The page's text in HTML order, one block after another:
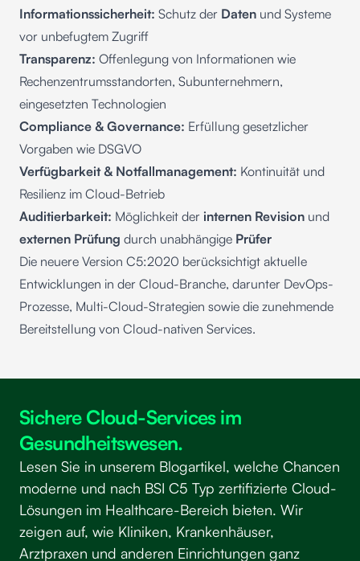
Informationssicherheit: Schutz der Daten und Systeme
vor unbefugtem Zugriff
Transparenz: Offenlegung von Informationen wie
Rechenzentrumsstandorten, Subunternehmern,
eingesetzten Technologien
Compliance & Governance: Erfüllung gesetzlicher
Vorgaben wie DSGVO
Verfügbarkeit & Notfallmanagement: Kontinuität und
Resilienz im Cloud-Betrieb
Auditierbarkeit: Möglichkeit der internen Revision und
externen Prüfung durch unabhängige Prüfer
Die neuere Version C5:2020 berücksichtigt aktuelle
Entwicklungen in der Cloud-Branche, darunter DevOps-
Prozesse, Multi-Cloud-Strategien sowie die zunehmende
Bereitstellung von Cloud-nativen Services.
Sichere Cloud-Services im
Gesundheitswesen.
Lesen Sie in unserem Blogartikel, welche Chancen
moderne und nach BSI C5 Typ zertifizierte Cloud-
Lösungen im Healthcare-Bereich bieten. Wir
zeigen auf, wie Kliniken, Krankenhäuser,
Arztpraxen und anderen Einrichtungen ganz